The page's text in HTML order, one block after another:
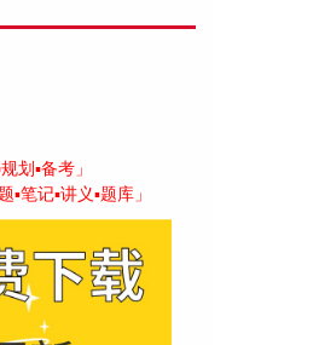
划▪备考」
笔记▪讲义▪题库」